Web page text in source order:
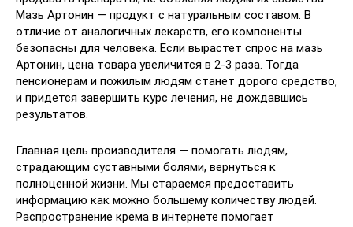
Мазь Артонин — продукт с натуральным составом. В
отличие от аналогичных лекарств, его компоненты
безопасны для человека. Если вырастет спрос на мазь
Артонин, цена товара увеличится в 2-3 раза. Тогда
пенсионерам и пожилым людям станет дорого средство,
и придется завершить курс лечения, не дождавшись
результатов.
Главная цель производителя — помогать людям,
страдающим суставными болями, вернуться к
полноценной жизни. Мы стараемся предоставить
информацию как можно большему количеству людей.
Распространение крема в интернете помогает